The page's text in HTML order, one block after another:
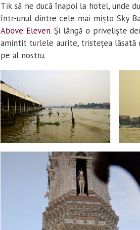
Tik să ne ducă înapoi la hotel, unde
într-unul dintre cele mai mișto Sky
Above Eleven. Și lângă o priveliște
amintit turlele aurite, tristețea lăsată
pe al nostru.